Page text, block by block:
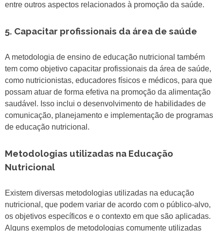
entre outros aspectos relacionados à promoção da saúde.
5. Capacitar profissionais da área de saúde
A metodologia de ensino de educação nutricional também
tem como objetivo capacitar profissionais da área de saúde,
como nutricionistas, educadores físicos e médicos, para que
possam atuar de forma efetiva na promoção da alimentação
saudável. Isso inclui o desenvolvimento de habilidades de
comunicação, planejamento e implementação de programas
de educação nutricional.
Metodologias utilizadas na Educação
Nutricional
Existem diversas metodologias utilizadas na educação
nutricional, que podem variar de acordo com o público-alvo,
os objetivos específicos e o contexto em que são aplicadas.
Alguns exemplos de metodologias comumente utilizadas